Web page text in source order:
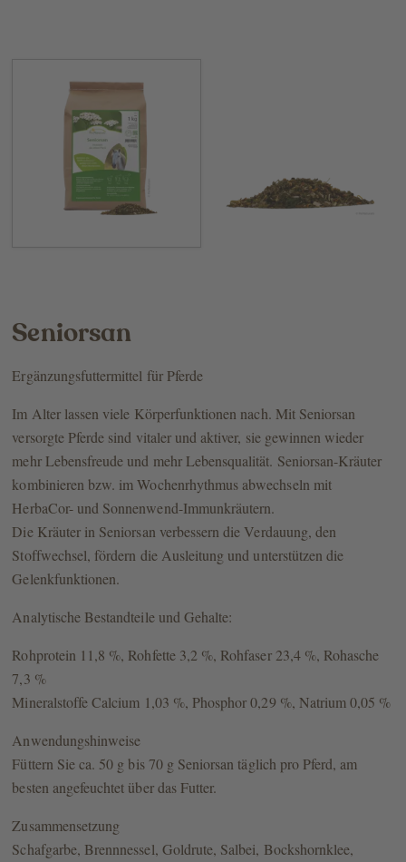
Seniorsan
Ergänzungsfuttermittel für Pferde
Im Alter lassen viele Körperfunktionen nach. Mit Seniorsan
versorgte Pferde sind vitaler und aktiver, sie gewinnen wieder
mehr Lebensfreude und mehr Lebensqualität. Seniorsan-Kräuter
kombinieren bzw. im Wochenrhythmus abwechseln mit
HerbaCor- und Sonnenwend-Immunkräutern.
Die Kräuter in Seniorsan verbessern die Verdauung, den
Stoffwechsel, fördern die Ausleitung und unterstützen die
Gelenkfunktionen.
Analytische Bestandteile und Gehalte:
Rohprotein 11,8 %, Rohfette 3,2 %, Rohfaser 23,4 %, Rohasche
7,3 %
Mineralstoffe Calcium 1,03 %, Phosphor 0,29 %, Natrium 0,05 %
Anwendungshinweise
Füttern Sie ca. 50 g bis 70 g Seniorsan täglich pro Pferd, am
besten angefeuchtet über das Futter.
Zusammensetzung
Schafgarbe, Brennnessel, Goldrute, Salbei, Bockshornklee,